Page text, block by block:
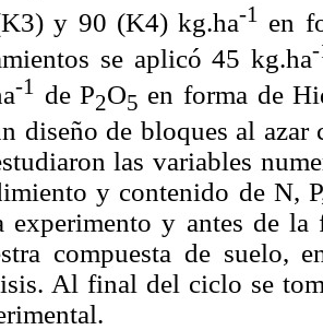
y 90 (K4) kg.ha-1
en
se aplicó 45 kg.ha
-1 de P2O5 en forma de
diseño de bloques al
las variables
y contenido de N,
experimento y antes de
compuesta de suelo,
Al final del ciclo se